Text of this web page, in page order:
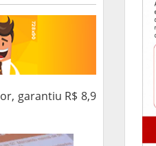
garantiu R$ 8,9